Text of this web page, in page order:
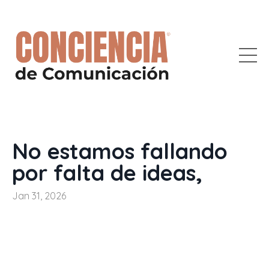
No estamos fallando
por falta de ideas,
Jan 31, 2026